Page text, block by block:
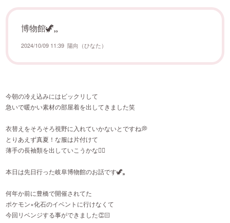
博物館🦖⸒⸒
2024/10/09 11:39 陽向（ひなた）
今朝の冷え込みにはビックリして
急いで暖かい素材の部屋着を出してきました笑
衣替えをそろそろ視野に入れていかないとですね💭
とりあえず真夏！な服は片付けて
薄手の長袖類を出していこうかな👍🏻
本日は先日行った岐阜博物館のお話です🦖⸒⸒
何年か前に豊橋で開催されてた
ポケモン×化石のイベントに行けなくて
今回リベンジする事ができました👏🏻